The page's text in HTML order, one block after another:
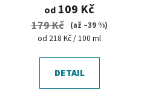
od 109 Kč
179 Kč
(až –39 %)
Měrná
od 218 Kč / 100 ml
DETAIL